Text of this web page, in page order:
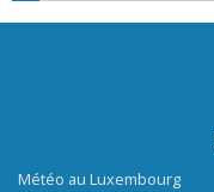
Météo au Luxembourg